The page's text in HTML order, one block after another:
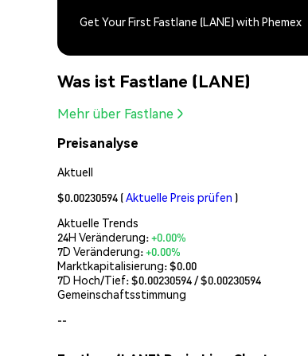
Get Your First Fastlane (LANE) with Phemex
Was ist Fastlane (LANE)
Mehr über Fastlane
Preisanalyse
Aktuell
$0.00230594 (Aktuelle Preis prüfen )
Aktuelle Trends
24H Veränderung:+0.00%
7D Veränderung:+0.00%
Marktkapitalisierung:$0.00
7D Hoch/Tief: $0.00230594/ $0.00230594
Gemeinschaftsstimmung
--